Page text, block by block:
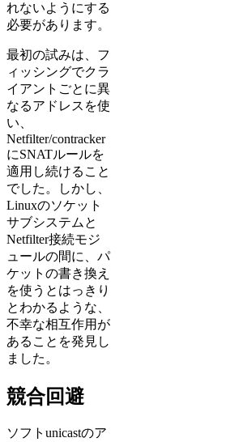
れないようにする
必要があります。
最初の試みは、フ
ィッシングでクラ
イアントごとに異
なるアドレスを使
い、
Netfilter/contracker
にSNATルールを
適用し続けること
でした。しかし、
Linuxのソケット
サブシステムと
Netfilter接続モジ
ュールの間に、パ
ケットの書き換え
を使うとはっきり
とわかるような、
不幸な相互作用が
あることを発見し
ました。
競合回避
ソフトunicastのア